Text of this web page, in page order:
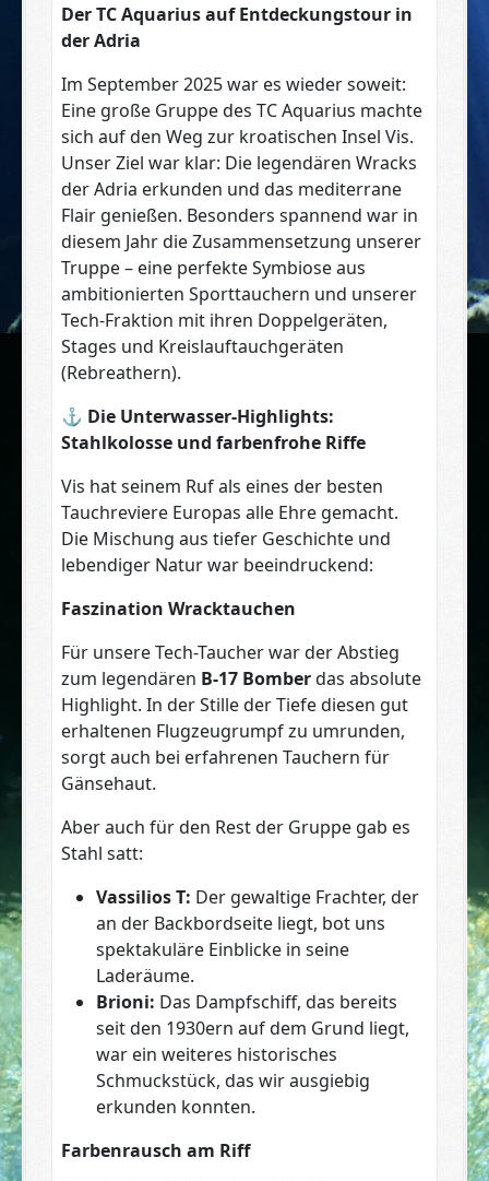
Der TC Aquarius auf Entdeckungstour in
der Adria
Im September 2025 war es wieder soweit:
Eine große Gruppe des TC Aquarius machte
sich auf den Weg zur kroatischen Insel Vis.
Unser Ziel war klar: Die legendären Wracks
der Adria erkunden und das mediterrane
Flair genießen. Besonders spannend war in
diesem Jahr die Zusammensetzung unserer
Truppe – eine perfekte Symbiose aus
ambitionierten Sporttauchern und unserer
Tech-Fraktion mit ihren Doppelgeräten,
Stages und Kreislauftauchgeräten
(Rebreathern).
⚓ Die Unterwasser-Highlights:
Stahlkolosse und farbenfrohe Riffe
Vis hat seinem Ruf als eines der besten
Tauchreviere Europas alle Ehre gemacht.
Die Mischung aus tiefer Geschichte und
lebendiger Natur war beeindruckend:
Faszination Wracktauchen
Für unsere Tech-Taucher war der Abstieg
zum legendären B-17 Bomberdas absolute
Highlight. In der Stille der Tiefe diesen gut
erhaltenen Flugzeugrumpf zu umrunden,
sorgt auch bei erfahrenen Tauchern für
Gänsehaut.
Aber auch für den Rest der Gruppe gab es
Stahl satt:
Vassilios T: Der gewaltige Frachter, der
an der Backbordseite liegt, bot uns
spektakuläre Einblicke in seine
Laderäume.
Brioni: Das Dampfschiff, das bereits
seit den 1930ern auf dem Grund liegt,
war ein weiteres historisches
Schmuckstück, das wir ausgiebig
erkunden konnten.
Farbenrausch am Riff